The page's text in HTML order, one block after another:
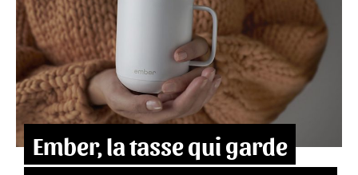
Ember, la tasse qui garde